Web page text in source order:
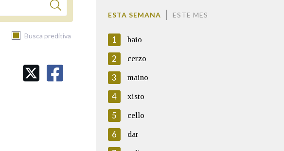
Busca preditiva
ESTA SEMANA ESTE MES
1 baio
2 cerzo
3 maino
4 xisto
5 cello
6 dar